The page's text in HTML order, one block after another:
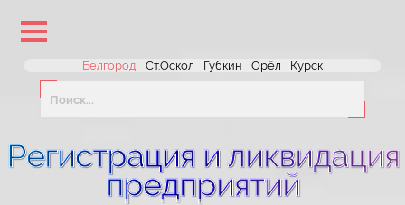
Белгород Ст.Оскол Губкин Орёл Курск
Регистрация и ликвидация
предприятий